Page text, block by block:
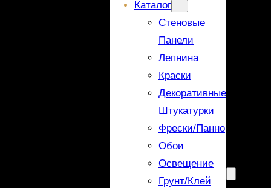
Каталог
Стеновые
Панели
Лепнина
Краски
Декоративные
Штукатурки
Фрески/панно
Обои
Освещение
Грунт/Клей